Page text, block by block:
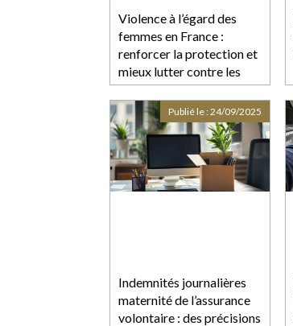
Violence à l’égard des
femmes en France :
renforcer la protection et
mieux lutter contre les
violences sexuelles
Indemnités journalières
maternité de l’assurance
volontaire : des précisions
Publié le :24/09/2025